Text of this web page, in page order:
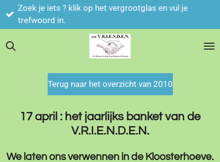
Ga
direct
de
Zoek je iets ? klik op het vergrootglas en vul je
trefwoord in.
Terug naar het overzicht van 2010
17 april : het jaarlijks banket van de
V.R.I.E.N.D.E.N.
We laten ons verwennen in de Kloosterhoeve.